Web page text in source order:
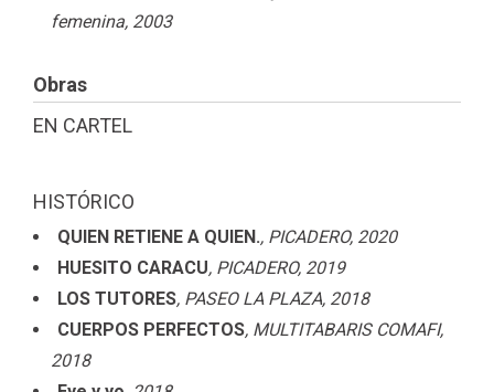
femenina, 2003
Obras
EN CARTEL
HISTÓRICO
QUIEN RETIENE A QUIEN., PICADERO, 2020
HUESITO CARACU, PICADERO, 2019
LOS TUTORES, PASEO LA PLAZA, 2018
CUERPOS PERFECTOS, MULTITABARIS COMAFI,
2018